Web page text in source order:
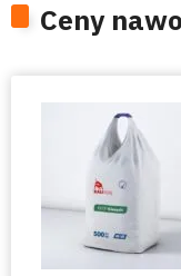
Ceny